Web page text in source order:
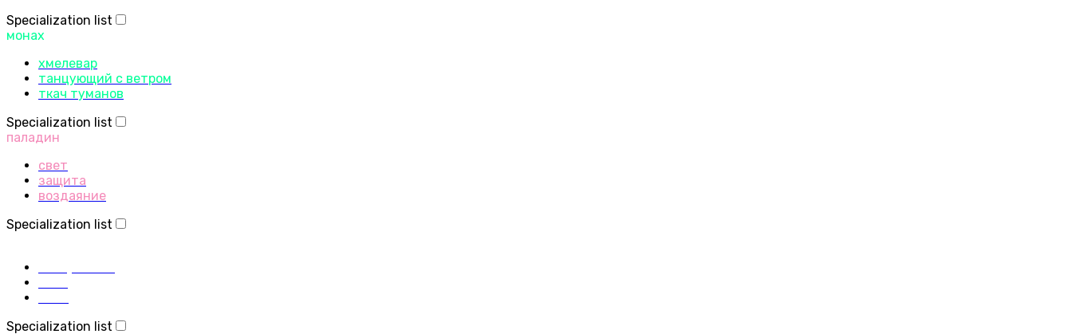
Specialization list
монах
хмелевар
танцующий с ветром
ткач туманов
Specialization list
паладин
свет
защита
воздаяние
Specialization list
Specialization list